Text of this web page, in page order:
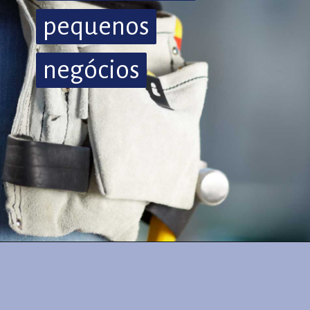
pequenos
negócios
pequenos
negócios